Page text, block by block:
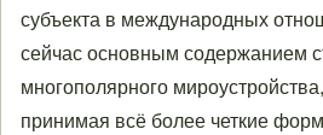
субъекта в международных
сейчас основным содержанием
многополярного
принимая всё более четкие